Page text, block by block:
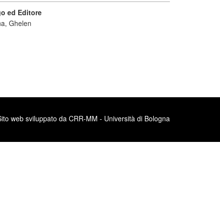
ed Editore
Ghelen
web sviluppato da CRR-MM - Università di Bologna